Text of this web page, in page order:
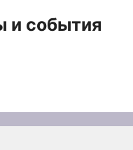
и события